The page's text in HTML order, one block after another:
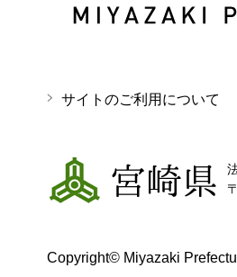
サイトのご利用について
宮崎県
Copyright© Miyazaki